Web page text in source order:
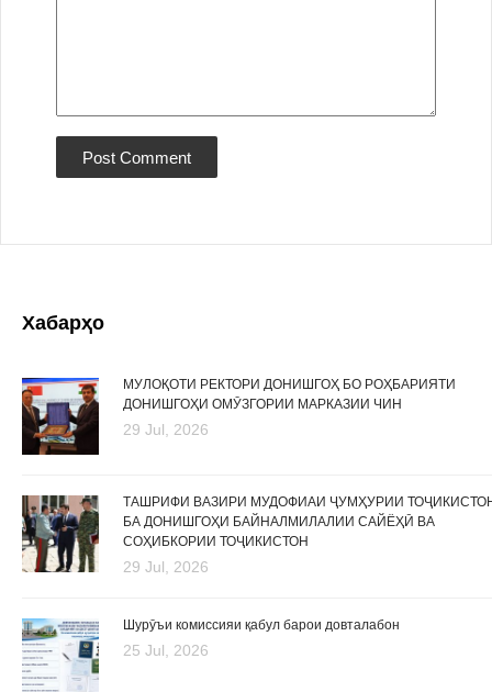
Хабарҳо
МУЛОҚОТИ РЕКТОРИ ДОНИШГОҲ БО РОҲБАРИЯТИ
ДОНИШГОҲИ ОМӮЗГОРИИ МАРКАЗИИ ЧИН
29 Jul, 2026
ТАШРИФИ ВАЗИРИ МУДОФИАИ ҶУМҲУРИИ
БА ДОНИШГОҲИ БАЙНАЛМИЛАЛИИ САЙЁҲӢ ВА
СОҲИБКОРИИ ТОҶИКИСТОН
29 Jul, 2026
Шурӯъи комиссияи қабул барои довталабон
25 Jul, 2026